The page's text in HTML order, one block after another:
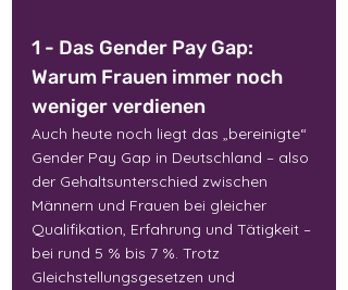
1 - Das Gender Pay Gap:
Warum Frauen immer noch
weniger verdienen
Auch heute noch liegt das „bereinigte“
Gender Pay Gap in Deutschland – also
der Gehaltsunterschied zwischen
Männern und Frauen bei gleicher
Qualifikation, Erfahrung und Tätigkeit –
bei rund 5 % bis 7 %. Trotz
Gleichstellungsgesetzen und